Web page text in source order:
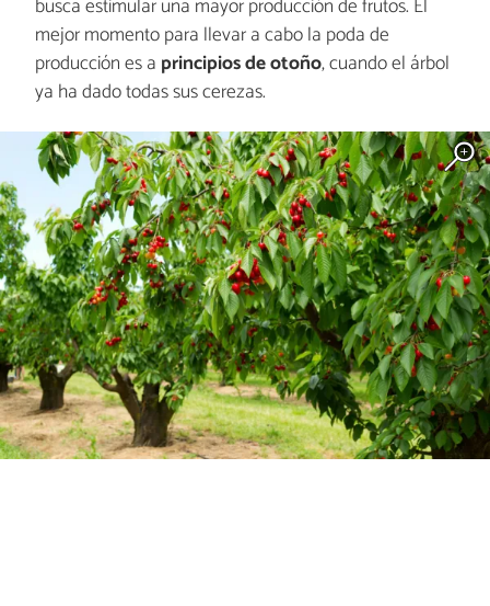
busca estimular una mayor producción de frutos. El
mejor momento para llevar a cabo la poda de
producción es a principios de otoño, cuando el árbol
ya ha dado todas sus cerezas.